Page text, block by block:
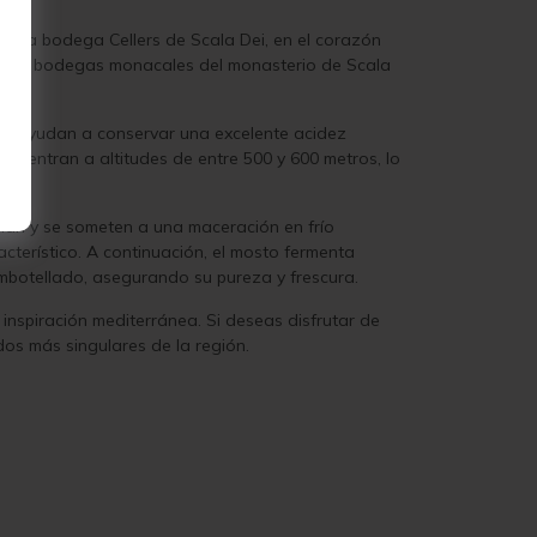
bodega Cellers de Scala Dei, en el corazón
bodegas monacales del monasterio de Scala
ayudan a conservar una excelente acidez
a altitudes de entre 500 y 600 metros, lo
y se someten a una maceración en frío
A continuación, el mosto fermenta
asegurando su pureza y frescura.
mediterránea. Si deseas disfrutar de
más singulares de la región.